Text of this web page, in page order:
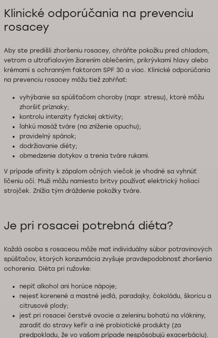
Klinické odporúčania na prevenciu
rosacey
Aby ste predišli zhoršeniu rosacey, chráňte pokožku pred chladom,
vetrom a ultrafialovým žiarením oblečením, prikrývkami hlavy alebo
krémami s ochranným faktorom SPF 30 a viac. Klinické odporúčania
na prevenciu rosacey môžu tiež zahŕňať:
vyhýbanie sa spúšťačom choroby (napr. stresu), ktoré môžu
zhoršiť príznaky;
kontrolu intenzity fyzickej aktivity;
ľahkú masáž tváre (na zníženie opuchu);
pravidelný spánok;
dodržiavanie diéty;
obmedzenie dotykov a trenia tváre rukami.
V prípade afinity k zápalom očných viečok je vhodné sa vyhnúť
líčeniu očí. Muži môžu namiesto britvy používať elektrický holiaci
strojček. Znížia tým dráždenie pokožky tváre.
Je pri rosacei potrebná diéta?
Každá osoba s rosaceou môže mať individuálny súbor potravinových
spúšťačov, ktorých konzumácia zvyšuje pravdepodobnosť zhoršenia
ochorenia. Diéta pri ružovke:
nepiť alkohol ani horúce nápoje;
nejesť korenené a mastné jedlá, paradajky, čokoládu, škoricu a
citrusové plody;
jesť pri rosacei čerstvé ovocie a zeleninu bohatú na vlákniny,
zaradiť do stravy kefír a iné probiotické produkty (za
predpokladu, že vo vašom prípade nespôsobujú exacerbáciu).